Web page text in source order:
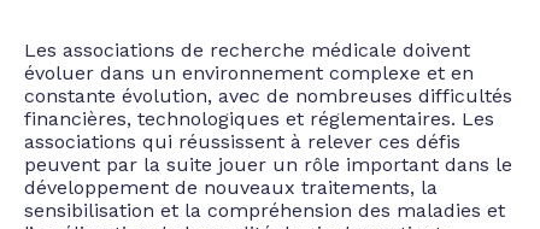
Les associations de recherche médicale doivent
évoluer dans un environnement complexe et en
constante évolution, avec de nombreuses difficultés
financières, technologiques et réglementaires. Les
associations qui réussissent à relever ces défis
peuvent par la suite jouer un rôle important dans le
développement de nouveaux traitements, la
sensibilisation et la compréhension des maladies et